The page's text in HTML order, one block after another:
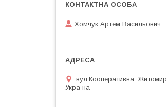
Хомчук Артем Васильович
вул.Кооперативна, Житомир,
Україна